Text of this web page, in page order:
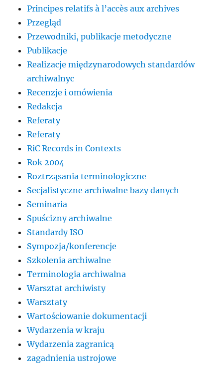
Principes relatifs à l’accès aux archives
Przegląd
Przewodniki, publikacje metodyczne
Publikacje
Realizacje międzynarodowych standardów
archiwalnyc
Recenzje i omówienia
Redakcja
Referaty
Referaty
RiC Records in Contexts
Rok 2004
Roztrząsania terminologiczne
Secjalistyczne archiwalne bazy danych
Seminaria
Spuścizny archiwalne
Standardy ISO
Sympozja/konferencje
Szkolenia archiwalne
Terminologia archiwalna
Warsztat archiwisty
Warsztaty
Wartościowanie dokumentacji
Wydarzenia w kraju
Wydarzenia zagranicą
zagadnienia ustrojowe